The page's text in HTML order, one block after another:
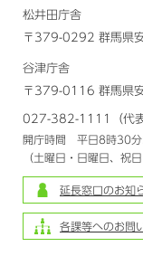
松井田庁舎
〒379-0292 群馬県
谷津庁舎
〒379-0116 群馬県
027-382-1111（代表
開庁時間 平日8時30
（土曜日・日曜日、祝
延長窓口のお知
各課等へのお問